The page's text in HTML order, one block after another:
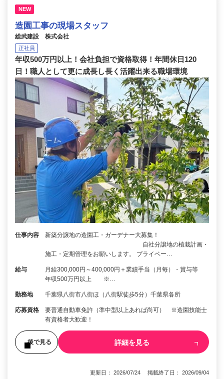
NEW
造園工事の現場スタッフ
総武建設 株式会社
正社員
年収500万円以上！会社負担で資格取得！年間休日120
日！職人として更に成長し長く活躍出来る職場環境
仕事内容
新築分譲地の造園工・ガーデナー大募集！
自社分譲地の植栽計画・
施工・定期管理をお願いします。 プライベー…
給与
月給300,000円～400,000円＋業績手当（月毎）・賞与等
年収500万円以上 ※…
勤務地 千葉県八街市八街ほ（八街駅徒歩5分）千葉県各所
応募資格
要普通自動車免許（準中型以上あれば尚可） ※造園技能士
有資格者大歓迎！
後で見る 詳細を見る
更新日： 2026/07/24 掲載終了日： 2026/09/04